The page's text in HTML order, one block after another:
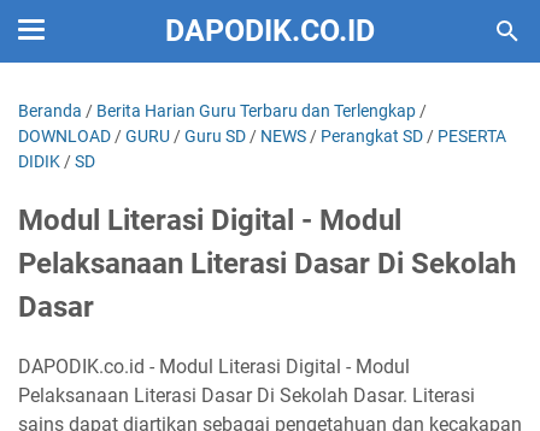
DAPODIK.CO.ID
Beranda / Berita Harian Guru Terbaru dan Terlengkap /
DOWNLOAD /GURU /Guru SD / NEWS / Perangkat SD / PESERTA
DIDIK /SD
Modul Literasi Digital - Modul
Pelaksanaan Literasi Dasar Di Sekolah
Dasar
DAPODIK.co.id - Modul Literasi Digital - Modul
Pelaksanaan Literasi Dasar Di Sekolah Dasar. Literasi
sains dapat diartikan sebagai pengetahuan dan kecakapan